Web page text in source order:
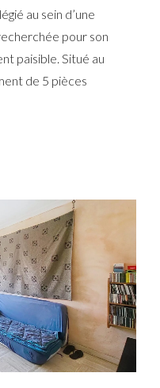
au sein d’une
pour son
paisible. Situé au
de 5 pièces